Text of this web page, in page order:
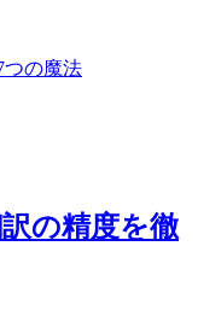
つの魔法
の精度を徹